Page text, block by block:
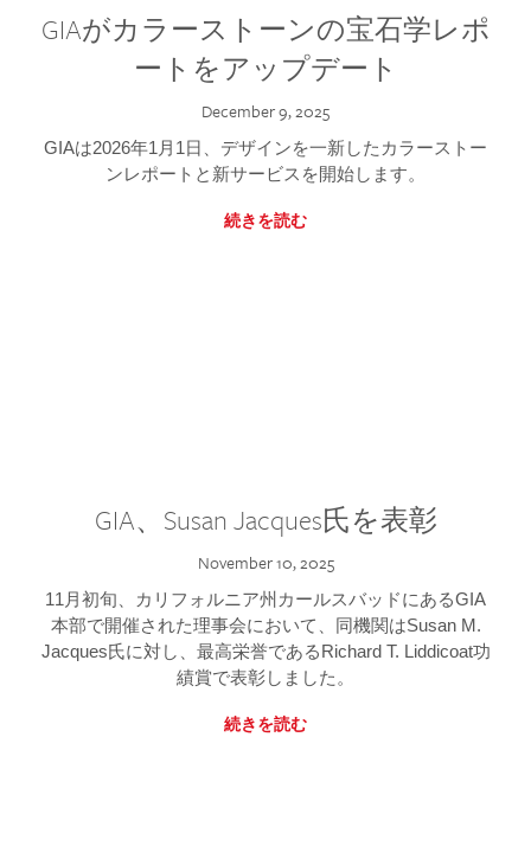
GIAがカラーストーンの宝石学レポ
ートをアップデート
December 9, 2025
GIAは2026年1月1日、デザインを一新したカラーストー
ンレポートと新サービスを開始します。
続きを読む
GIA、Susan Jacques氏を表彰
November 10, 2025
11月初旬、カリフォルニア州カールスバッドにあるGIA
本部で開催された理事会において、同機関はSusan M.
Jacques氏に対し、最高栄誉であるRichard T. Liddicoat功
績賞で表彰しました。
続きを読む